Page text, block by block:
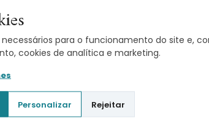
posso servi-lo?”.
poderia ser: “Olá, bem-vindos ao
sala ou na esplanada?
uma sugestão ou, já sabem o que
bordado no crachá ou numa t-
necessários para o funcionamento do site e,
cookies de analítica e marketing.
Personalizar Rejeitar